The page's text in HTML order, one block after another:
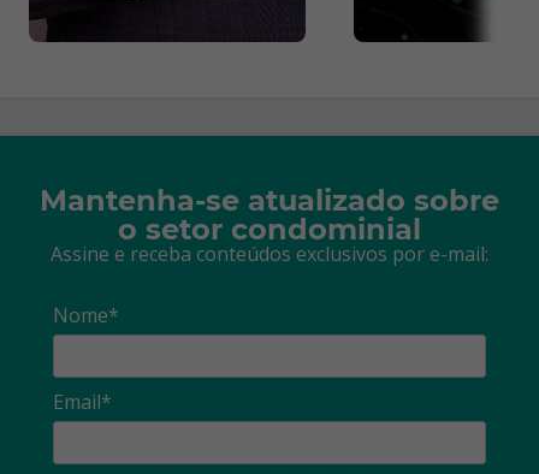
Mantenha-se atualizado sobre
o setor condominial
Assine e receba conteúdos exclusivos por e-mail:
Nome*
Email*